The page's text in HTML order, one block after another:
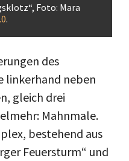
Foto: Mara
.
des
linkerhand neben
gleich drei
Mahnmale.
bestehend aus
Feuersturm“ und